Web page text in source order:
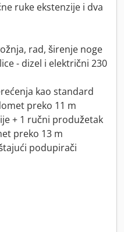
ruke ekstenzije i dva
rad, širenje noge
- dizel i električni 230
kao standard
preko 11 m
+ 1 ručni produžetak
preko 13 m
podupirači